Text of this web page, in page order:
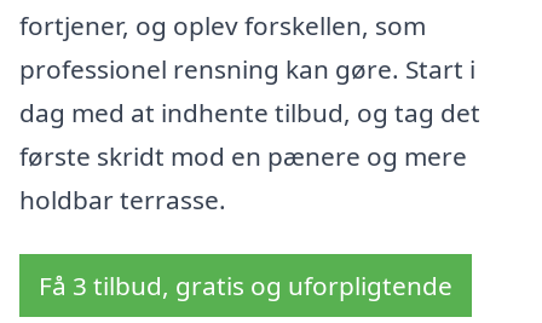
fortjener, og oplev forskellen, som
professionel rensning kan gøre. Start i
dag med at indhente tilbud, og tag det
første skridt mod en pænere og mere
holdbar terrasse.
Få 3 tilbud, gratis og uforpligtende